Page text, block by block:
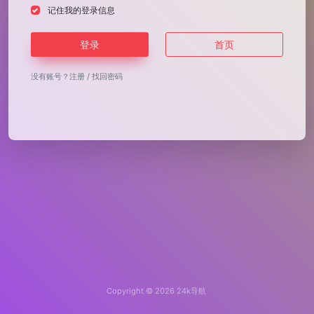
记住我的登录信息
登录 首页
没有账号？ 注册 / 找回密码
Copyright © 2026 24k导航